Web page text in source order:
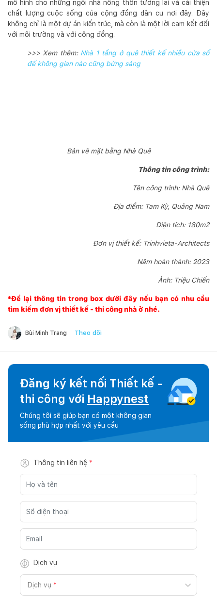
mô hình cho những ngôi nhà nông thôn tương lai và cải thiện
chất lượng cuộc sống của cộng đồng dân cư nơi đây. Đây
không chỉ là một dự án kiến trúc, mà còn là một lời cam kết đối
với môi trường và với cộng đồng.
>>> Xem thêm: Nhà 1 tầng ở quê thiết kế nhiều cửa sổ
để không gian nào cũng bừng sáng
Bản vẽ mặt bằng Nhà Quê
Thông tin công trình:
Tên công trình: Nhà Quê
Địa điểm: Tam Kỳ, Quảng Nam
Diện tích: 180m2
Đơn vị thiết kế: Trinhvieta-Architects
Năm hoàn thành: 2023
Ảnh: Triệu Chiến
*Để lại thông tin trong box dưới đây nếu bạn có nhu cầu
tìm kiếm đơn vị thiết kế - thi công nhà ở nhé.
Bùi Minh Trang Theo dõi
Đăng ký kết nối Thiết kế -
thi công với Happynest
Chúng tôi sẽ giúp bạn có một không gian
sống phù hợp nhất với yêu cầu
Thông tin liên hệ *
Dịch vụ
Dịch vụ *